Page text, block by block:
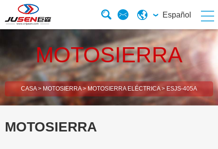
Español
MOTOSIERRA
CASA> MOTOSIERRA> MOTOSIERRA ELÉCTRICA> ESJS-405A
MOTOSIERRA